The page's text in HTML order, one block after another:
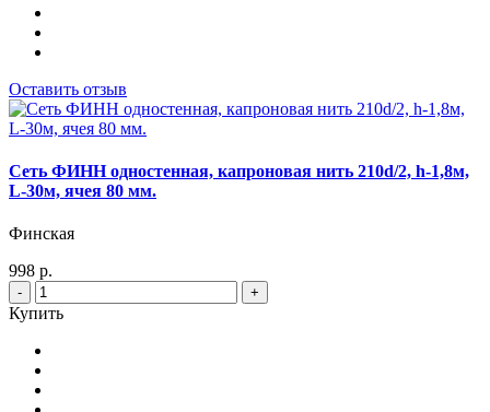
Оставить отзыв
Сеть ФИНН одностенная, капроновая нить 210d/2, h-1,8м,
L-30м, ячея 80 мм.
Финская
998 р.
- +
Купить